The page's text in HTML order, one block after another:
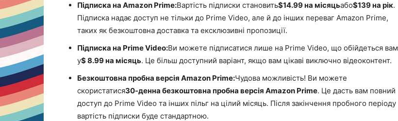
Підписка на Amazon Prime:Вартість підписки становить$14.99 на місяцьабо$139 на рік.
Підписка надає доступ не тільки до Prime Video, але й до інших переваг Amazon Prime,
таких як безкоштовна доставка та ексклюзивні пропозиції.
Підписка на Prime Video:Ви можете підписатися лише на Prime Video, що обійдеться вам
у$ 8.99 на місяць. Це більш доступний варіант, якщо вам цікаві виключно відеоконтент.
Безкоштовна пробна версія Amazon Prime:Чудова можливість! Ви можете
скористатися30-денна безкоштовна пробна версія Amazon Prime. Це дасть вам повний
доступ до Prime Video та інших пільг на цілий місяць. Після закінчення пробного періоду
вартість підписки буде стандартною.